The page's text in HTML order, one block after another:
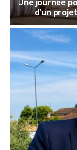
Une journée
d’un